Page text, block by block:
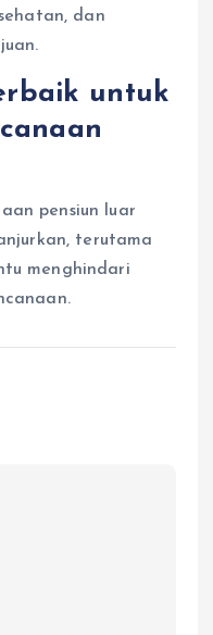
dan
untuk
pensiun luar
terutama
menghindari